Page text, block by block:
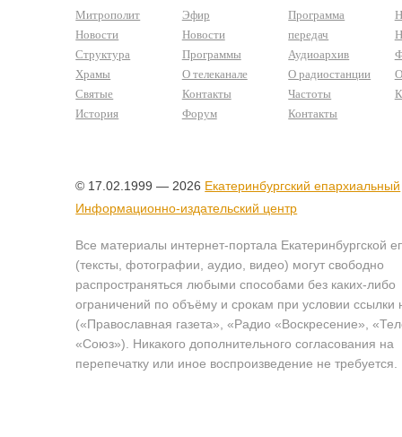
Митрополит
Новости
Структура
Храмы
Святые
История
Эфир
Новости
Программы
О телеканале
Контакты
Форум
Программа
передач
Аудиоархив
О радиостанции
Частоты
Контакты
© 17.02.1999 — 2026 Екатеринбургский епархиальный
Информационно-издательский центр
Все материалы интернет-портала Екатеринбургской
(тексты, фотографии, аудио, видео) могут свободно
распространяться любыми способами без каких-либо
ограничений по объёму и срокам при условии ссылки
(«Православная газета», «Радио «Воскресение»,
«Союз»). Никакого дополнительного согласования на
перепечатку или иное воспроизведение не требуется.